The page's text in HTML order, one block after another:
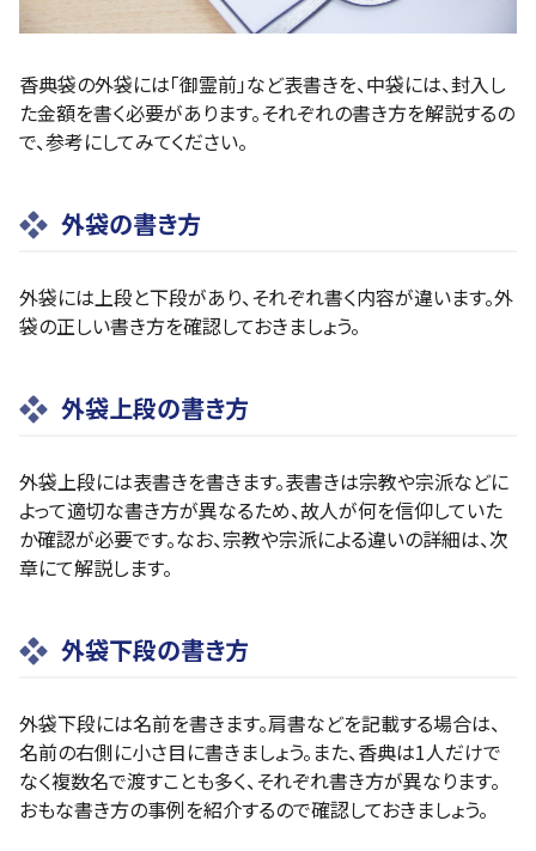
香典袋の外袋には「御霊前」など表書きを、中袋には、封入し
た金額を書く必要があります。それぞれの書き方を解説するの
で、参考にしてみてください。
外袋の書き方
外袋には上段と下段があり、それぞれ書く内容が違います。外
袋の正しい書き方を確認しておきましょう。
外袋上段の書き方
外袋上段には表書きを書きます。表書きは宗教や宗派などに
よって適切な書き方が異なるため、故人が何を信仰していた
か確認が必要です。なお、宗教や宗派による違いの詳細は、次
章にて解説します。
外袋下段の書き方
外袋下段には名前を書きます。肩書などを記載する場合は、
名前の右側に小さ目に書きましょう。また、香典は1人だけで
なく複数名で渡すことも多く、それぞれ書き方が異なります。
おもな書き方の事例を紹介するので確認しておきましょう。